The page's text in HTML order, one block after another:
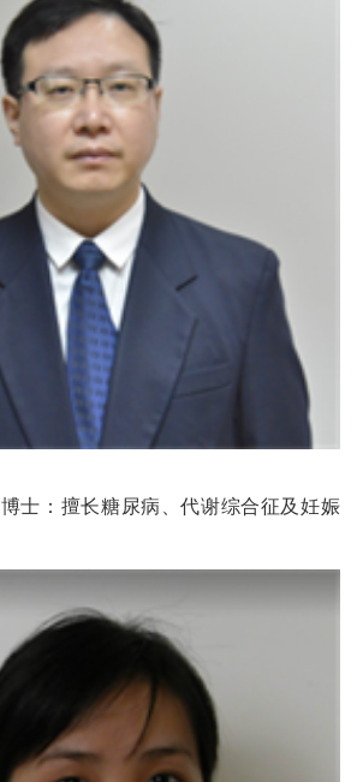
博士：擅长糖尿病、代谢综合征及妊娠